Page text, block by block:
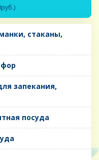
стаканы,
запекания,
посуда